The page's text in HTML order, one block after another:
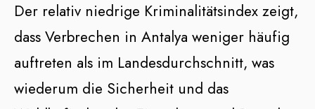
Der relativ niedrige Kriminalitätsindex zeigt,
dass Verbrechen in Antalya weniger häufig
auftreten als im Landesdurchschnitt, was
wiederum die Sicherheit und das